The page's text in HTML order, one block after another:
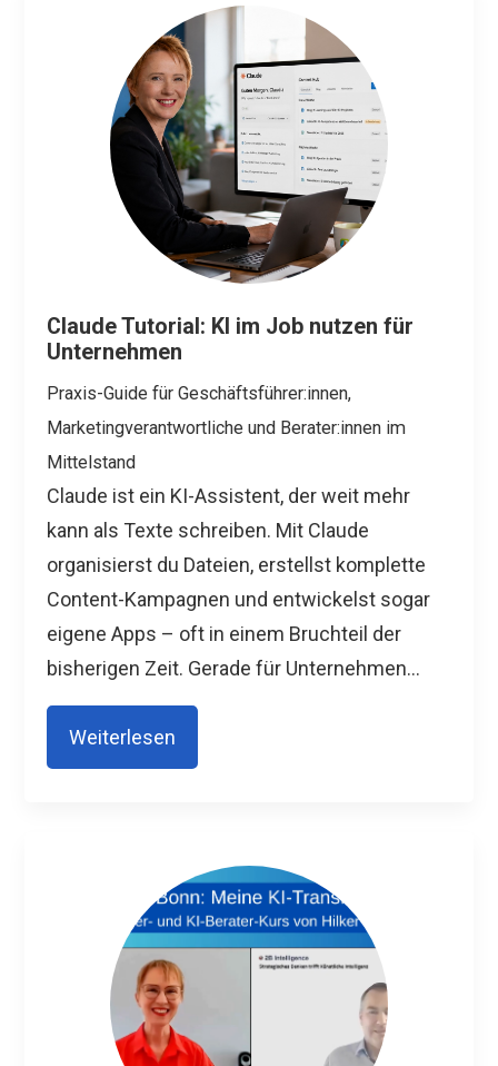
Claude Tutorial: KI im Job nutzen für
Unternehmen
Praxis-Guide für Geschäftsführer:innen,
Marketingverantwortliche und Berater:innen im
Mittelstand
Claude ist ein KI-Assistent, der weit mehr
kann als Texte schreiben. Mit Claude
organisierst du Dateien, erstellst komplette
Content-Kampagnen und entwickelst sogar
eigene Apps – oft in einem Bruchteil der
bisherigen Zeit. Gerade für Unternehmen...
Weiterlesen